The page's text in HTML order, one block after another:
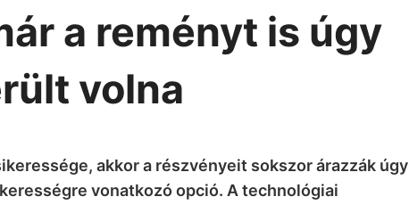
a reményt is úgy
volna
akkor a részvényeit sokszor árazzák úgy
vonatkozó opció. A technológiai